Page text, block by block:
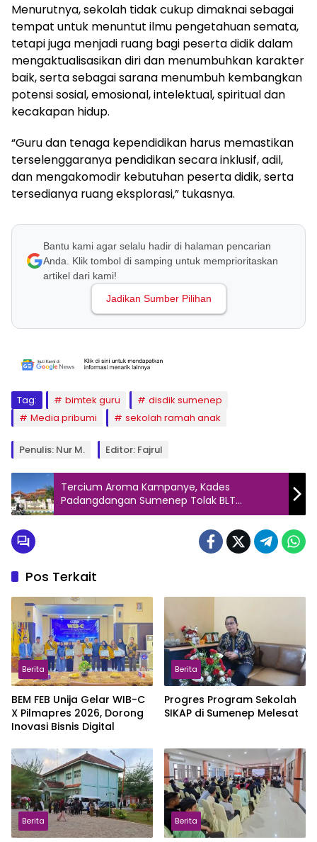
Menurutnya, sekolah tidak cukup dimaknai sebagai
tempat untuk menuntut ilmu pengetahuan semata,
tetapi juga menjadi ruang bagi peserta didik dalam
mengaktualisasikan diri dan menumbuhkan karakter
baik, serta sebagai sarana menumbuh kembangkan
potensi sosial, emosional, intelektual, spiritual dan
kecakapan hidup.
“Guru dan tenaga kependidikan harus memastikan
terselenggaranya pendidikan secara inklusif, adil,
dan mengakomodir kebutuhan peserta didik, serta
tersedianya ruang eksplorasi,” tukasnya.
Bantu kami agar selalu hadir di halaman pencarian
Anda. Klik tombol di samping untuk memprioritaskan
artikel dari kami!
Jadikan Sumber Pilihan
Tag: bimtek guru
disdik sumenep
Media pribumi
sekolah ramah anak
Penulis: Nur M. Editor: Fajrul
Tercium Aroma Kampanye, Kades
Padangdangan Sumenep Tolak BLT
DBHCHT
Pos Terkait
Berita
BEM FEB Unija Gelar WIB-C
X Pilmapres 2026, Dorong
Inovasi Bisnis Digital
Berita
Progres Program Sekolah
SIKAP di Sumenep Melesat
Berita Berita